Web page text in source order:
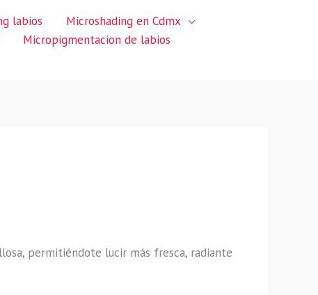
labios
Microshading en Cdmx
Micropigmentacion de labios
permitiéndote lucir más fresca, radiante